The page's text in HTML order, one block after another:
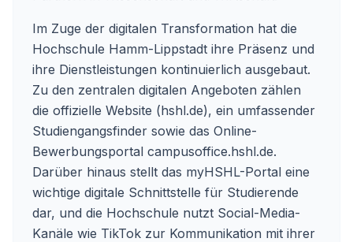
Im Zuge der digitalen Transformation hat die
Hochschule Hamm-Lippstadt ihre Präsenz und
ihre Dienstleistungen kontinuierlich ausgebaut.
Zu den zentralen digitalen Angeboten zählen
die offizielle Website (hshl.de), ein umfassender
Studiengangsfinder sowie das Online-
Bewerbungsportal campusoffice.hshl.de.
Darüber hinaus stellt das myHSHL-Portal eine
wichtige digitale Schnittstelle für Studierende
dar, und die Hochschule nutzt Social-Media-
Kanäle wie TikTok zur Kommunikation mit ihrer